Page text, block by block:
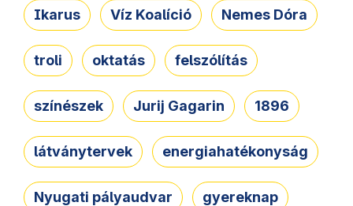
Ikarus Víz Koalíció Nemes Dóra
troli oktatás felszólítás
színészek Jurij Gagarin 1896
látványtervek energiahatékonyság
Nyugati pályaudvar gyereknap